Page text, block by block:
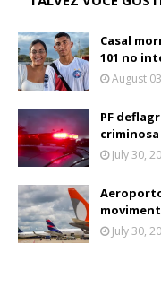
Casal
101 no
August
PF
criminosa
July 30,
July 30,